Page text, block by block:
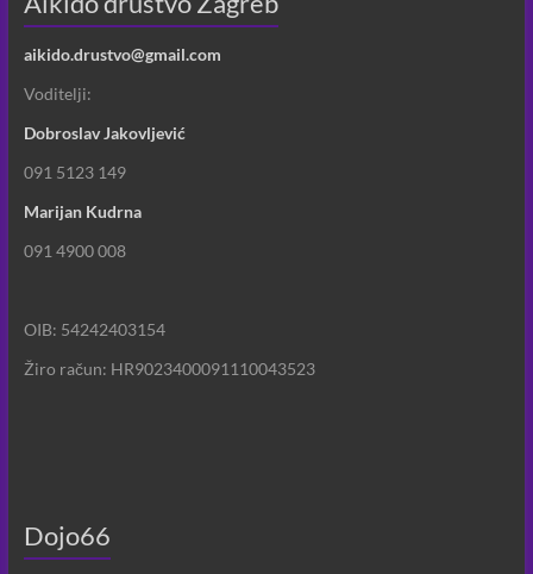
aikido.drustvo@gmail.com
Voditelji:
Dobroslav Jakovljević
091 5123 149
Marijan Kudrna
091 4900 008
OIB: 54242403154
Žiro račun: HR9023400091110043523
Dojo66